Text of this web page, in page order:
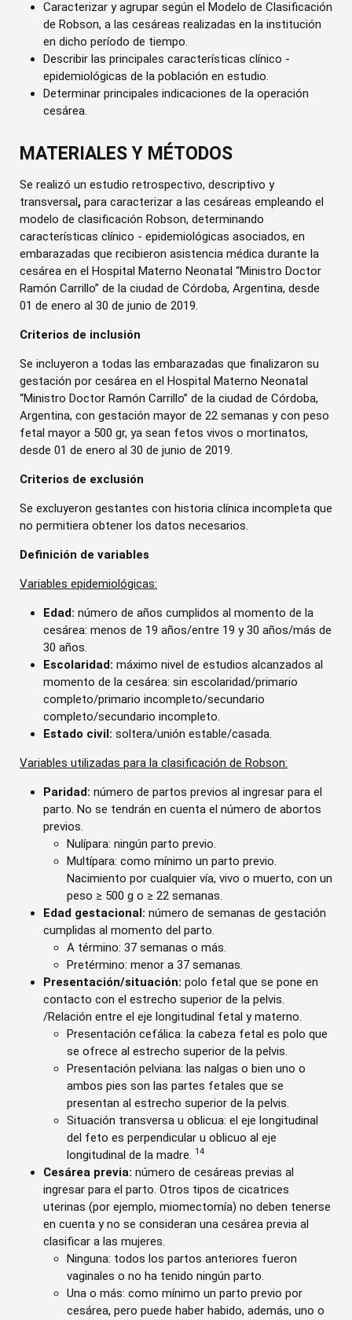
Caracterizar y agrupar según el Modelo de Clasificación
de Robson, a las cesáreas realizadas en la institución
en dicho período de tiempo.
Describir las principales características clínico -
epidemiológicas de la población en estudio.
Determinar principales indicaciones de la operación
cesárea.
MATERIALES Y MÉTODOS
Se realizó un estudio retrospectivo, descriptivo y
transversal, para caracterizar a las cesáreas empleando el
modelo de clasificación Robson, determinando
características clínico - epidemiológicas asociados, en
embarazadas que recibieron asistencia médica durante la
cesárea en el Hospital Materno Neonatal “Ministro Doctor
Ramón Carrillo” de la ciudad de Córdoba, Argentina, desde
01 de enero al 30 de junio de 2019.
Criterios de inclusión
Se incluyeron a todas las embarazadas que finalizaron su
gestación por cesárea en el Hospital Materno Neonatal
“Ministro Doctor Ramón Carrillo” de la ciudad de Córdoba,
Argentina, con gestación mayor de 22 semanas y con peso
fetal mayor a 500 gr, ya sean fetos vivos o mortinatos,
desde 01 de enero al 30 de junio de 2019.
Criterios de exclusión
Se excluyeron gestantes con historia clínica incompleta que
no permitiera obtener los datos necesarios.
Definición de variables
Variables epidemiológicas:
Edad: número de años cumplidos al momento de la
cesárea: menos de 19 años/entre 19 y 30 años/más de
30 años.
Escolaridad: máximo nivel de estudios alcanzados al
momento de la cesárea: sin escolaridad/primario
completo/primario incompleto/secundario
completo/secundario incompleto.
Estado civil: soltera/unión estable/casada.
Variables utilizadas para la clasificación de Robson:
Paridad: número de partos previos al ingresar para el
parto. No se tendrán en cuenta el número de abortos
previos.
Nulípara: ningún parto previo.
Multípara: como mínimo un parto previo.
Nacimiento por cualquier vía, vivo o muerto, con un
peso ≥ 500 g o ≥ 22 semanas.
Edad gestacional: número de semanas de gestación
cumplidas al momento del parto.
A término: 37 semanas o más.
Pretérmino: menor a 37 semanas.
Presentación/situación: polo fetal que se pone en
contacto con el estrecho superior de la pelvis.
/Relación entre el eje longitudinal fetal y materno.
Presentación cefálica: la cabeza fetal es polo que
se ofrece al estrecho superior de la pelvis.
Presentación pelviana: las nalgas o bien uno o
ambos pies son las partes fetales que se
presentan al estrecho superior de la pelvis.
Situación transversa u oblicua: el eje longitudinal
del feto es perpendicular u oblicuo al eje
longitudinal de la madre. 14
Cesárea previa: número de cesáreas previas al
ingresar para el parto. Otros tipos de cicatrices
uterinas (por ejemplo, miomectomía) no deben tenerse
en cuenta y no se consideran una cesárea previa al
clasificar a las mujeres.
Ninguna: todos los partos anteriores fueron
vaginales o no ha tenido ningún parto.
Una o más: como mínimo un parto previo por
cesárea, pero puede haber habido, además, uno o